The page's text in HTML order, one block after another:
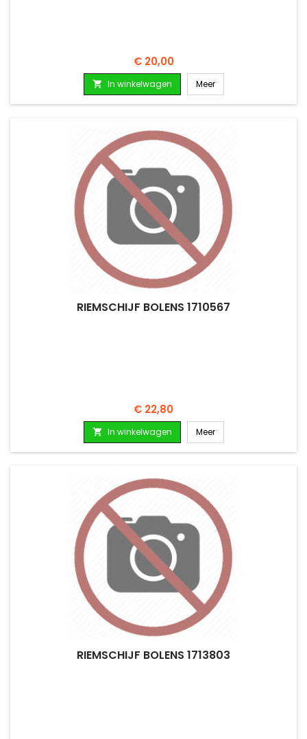
Prijs
€ 20,00
 In winkelwagen Meer
RIEMSCHIJF BOLENS 1710567
Prijs
€ 22,80
 In winkelwagen Meer
RIEMSCHIJF BOLENS 1713803